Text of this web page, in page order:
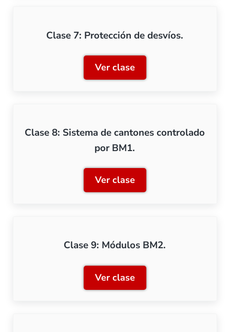
Clase 7: Protección de desvíos.
Ver claseClase 7: Protección de
Clase 8: Sistema de cantones controlado
por BM1.
Ver claseClase 8: Sistema de
Clase 9: Módulos BM2.
Ver claseClase 9: Módulos BM2.